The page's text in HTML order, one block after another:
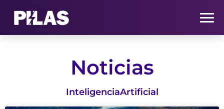
HOME
NOTICIAS
Noticias
InteligenciaArtificial